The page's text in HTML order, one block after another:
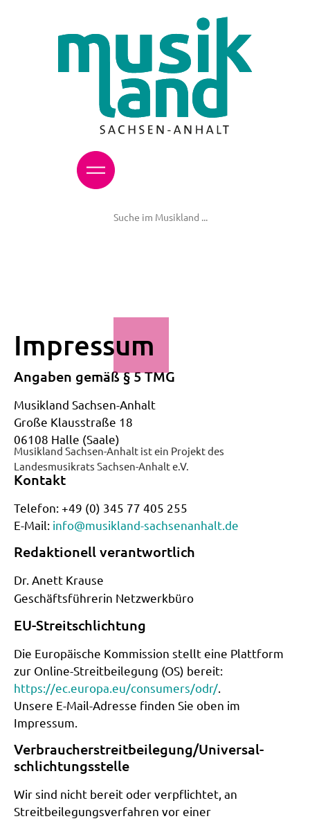
Impressum
Angaben gemäß § 5 TMG
Musikland Sachsen-Anhalt
Große Klausstraße 18
06108 Halle (Saale)
Musikland Sachsen-Anhalt ist ein Projekt des
Landesmusikrats Sachsen-Anhalt e.V.
Kontakt
Telefon: +49 (0) 345 77 405 255
E-Mail: info@musikland-sachsenanhalt.de
Redaktionell verantwortlich
Dr. Anett Krause
Geschäftsführerin Netzwerkbüro
EU-Streitschlichtung
Die Europäische Kommission stellt eine Plattform
zur Online-Streitbeilegung (OS) bereit:
https://ec.europa.eu/consumers/odr/
Unsere E-Mail-Adresse finden Sie oben im
Impressum.
Verbraucher­streit­beilegung/Universal­
schlichtungs­stelle
Wir sind nicht bereit oder verpflichtet, an
Streitbeilegungsverfahren vor einer